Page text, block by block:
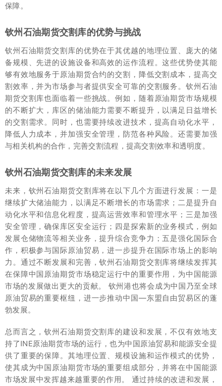
保障。
钦州石油期货交割库的优势与挑战
钦州石油期货交割库的优势在于其优越的地理位置、庞大的储
备规模、先进的设施设备和高效的运作流程。这些优势使其能
够有效地服务于原油期货合约的交割，降低交割成本，提高交
割效率，并为市场参与者提供安全可靠的交割服务。钦州石油
期货交割库也面临着一些挑战。例如，随着原油期货市场规模
的不断扩大，库区的储油能力需要不断提升，以满足日益增长
的交割需求。同时，也需要持续改进技术，提高自动化水平，
降低人力成本，并加强安全管理，防范各种风险。还需要加强
与相关机构的合作，完善交割流程，提高交割效率和透明度。
钦州石油期货交割库的未来发展
未来，钦州石油期货交割库将在以下几个方面进行发展：一是
继续扩大储油能力，以满足不断增长的市场需求；二是提升自
动化水平和信息化程度，提高运营效率和管理水平；三是加强
安全管理，确保库区安全运行；四是探索新的业务模式，例如
发展仓储物流等相关业务，提升综合竞争力；五是强化国际合
作，积极参与国际原油贸易，进一步提升在国际市场上的影响
力。通过不断发展和完善，钦州石油期货交割库将继续发挥其
在保障中国原油期货市场稳定运行中的重要作用，为中国能源
市场的发展做出更大的贡献。 钦州港也将会成为中国乃至全球
原油贸易的重要枢纽，进一步推动中国—东盟自由贸易区的蓬
勃发展。
总而言之，钦州石油期货交割库的建设和发展，不仅有效地支
持了INE原油期货市场的运行，也为中国原油贸易和能源安全提
供了重要的保障。其地理位置、规模设施和运作模式的优势，
使其成为中国原油期货市场的重要组成部分，并将在中国能源
市场发展中发挥越来越重要的作用。 通过持续的改进和发展，